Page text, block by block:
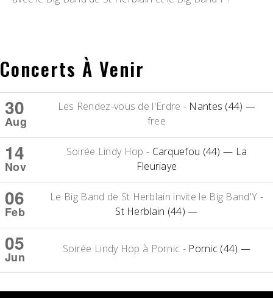
Concerts À Venir
30
Aug
Les Rendez-vous de l'Erdre - Nantes (44) —
free
14
Nov
Soirée Lindy Hop - Carquefou (44) — La
Fleuriaye
06
Feb
Le Big Band de St Herblain invite le Big Band'Y -
St Herblain (44) —
05
Jun
Soirée Lindy Hop à Pornic - Pornic (44) —